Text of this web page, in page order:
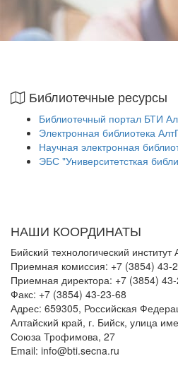
Библиотечные ресурсы
Библиотечный портал БТИ
Электронная библиотека
Научная электронная
ЭБС "Университетсткая
НАШИ КООРДИНАТЫ
Бийский технологический
Приемная комиссия: +7 (3854) 43-
Приемная директора: +7 (3854)
Факс: +7 (3854) 43-23-68
Адрес: 659305, Российская
Алтайский край, г. Бийск, улица
Союза Трофимова, 27
Email: info@bti.secna.ru